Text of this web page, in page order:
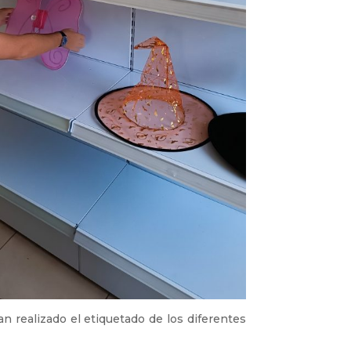
realizado el etiquetado de los diferentes